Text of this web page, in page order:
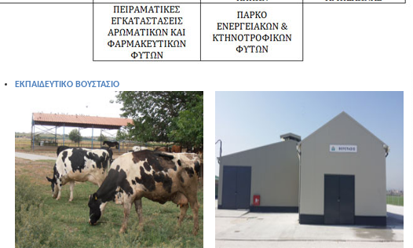
ΕΚΠΑΙΔΕΥΤΙΚΟ ΒΟΥΣΤΑΣΙΟ